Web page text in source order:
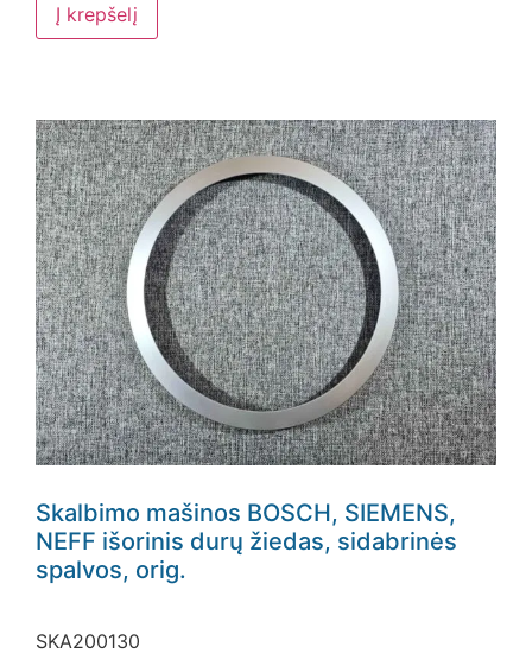
Į krepšelį
Skalbimo mašinos BOSCH, SIEMENS,
NEFF išorinis durų žiedas, sidabrinės
spalvos, orig.
SKA200130